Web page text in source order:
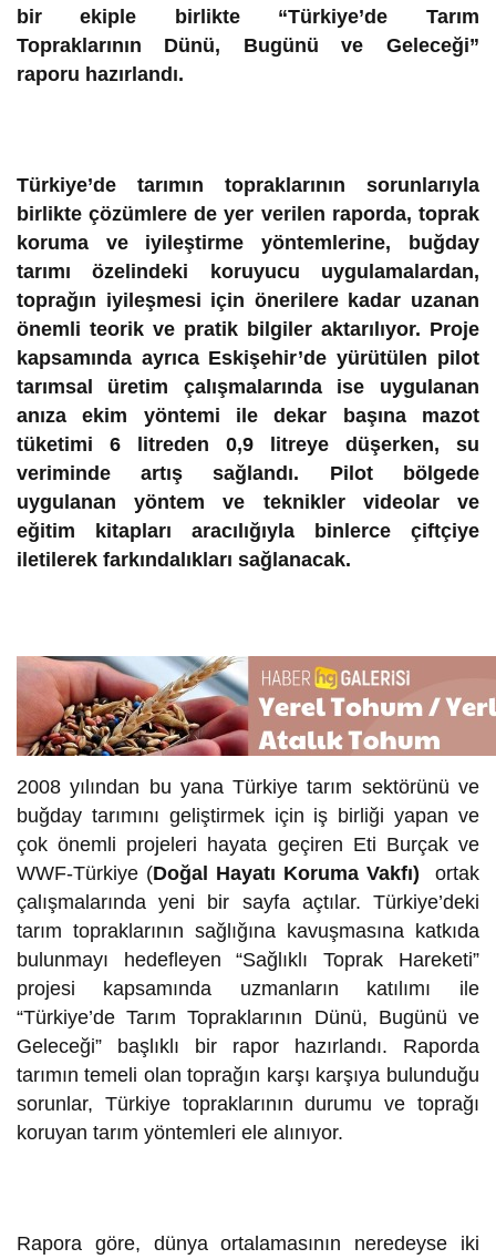
bir ekiple birlikte “Türkiye’de Tarım
Topraklarının Dünü, Bugünü ve Geleceği”
raporu hazırlandı.
Türkiye’de tarımın topraklarının sorunlarıyla
birlikte çözümlere de yer verilen raporda, toprak
koruma ve iyileştirme yöntemlerine, buğday
tarımı özelindeki koruyucu uygulamalardan,
toprağın iyileşmesi için önerilere kadar uzanan
önemli teorik ve pratik bilgiler aktarılıyor. Proje
kapsamında ayrıca Eskişehir’de yürütülen pilot
tarımsal üretim çalışmalarında ise uygulanan
anıza ekim yöntemi ile dekar başına mazot
tüketimi 6 litreden 0,9 litreye düşerken, su
veriminde artış sağlandı. Pilot bölgede
uygulanan yöntem ve teknikler videolar ve
eğitim kitapları aracılığıyla binlerce çiftçiye
iletilerek farkındalıkları sağlanacak.
2008 yılından bu yana Türkiye tarım sektörünü ve
buğday tarımını geliştirmek için iş birliği yapan ve
çok önemli projeleri hayata geçiren Eti Burçak ve
WWF-Türkiye (Doğal Hayatı Koruma Vakfı)
ortak
çalışmalarında yeni bir sayfa açtılar. Türkiye’deki
tarım topraklarının sağlığına kavuşmasına katkıda
bulunmayı hedefleyen “Sağlıklı Toprak Hareketi”
projesi kapsamında uzmanların katılımı ile
“Türkiye’de Tarım Topraklarının Dünü, Bugünü ve
Geleceği” başlıklı bir rapor hazırlandı. Raporda
tarımın temeli olan toprağın karşı karşıya bulunduğu
sorunlar, Türkiye topraklarının durumu ve toprağı
koruyan tarım yöntemleri ele alınıyor.
Rapora göre, dünya ortalamasının neredeyse iki